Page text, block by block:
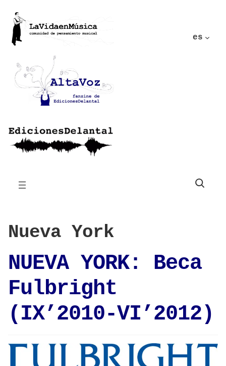
es
Buscar
Nueva York
NUEVA YORK: Beca
Fulbright
(IX’2010-VI’2012)